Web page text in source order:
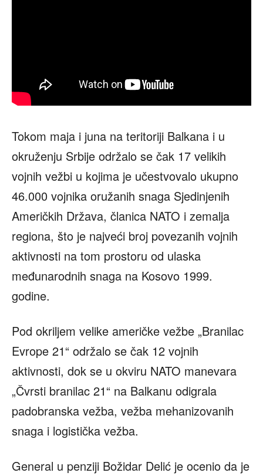
Tokom maja i juna na teritoriji Balkana i u
okruženju Srbije održalo se čak 17 velikih
vojnih vežbi u kojima je učestvovalo ukupno
46.000 vojnika oružanih snaga Sjedinjenih
Američkih Država, članica NATO i zemalja
regiona, što je najveći broj povezanih vojnih
aktivnosti na tom prostoru od ulaska
međunarodnih snaga na Kosovo 1999.
godine.
Pod okriljem velike američke vežbe „Branilac
Evrope 21“ održalo se čak 12 vojnih
aktivnosti, dok se u okviru NATO manevara
„Čvrsti branilac 21“ na Balkanu odigrala
padobranska vežba, vežba mehanizovanih
snaga i logistička vežba.
General u penziji Božidar Delić je ocenio da je